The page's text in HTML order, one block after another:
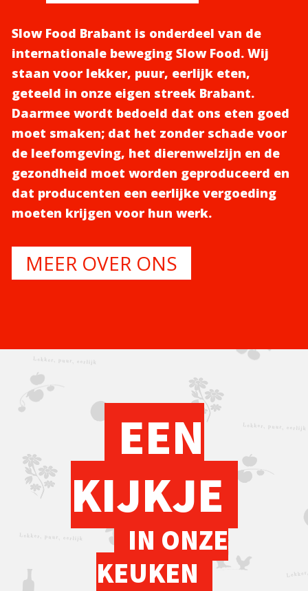
Slow Food Brabant is onderdeel van de
internationale beweging Slow Food. Wij
staan voor lekker, puur, eerlijk eten,
geteeld in onze eigen streek Brabant.
Daarmee wordt bedoeld dat ons eten goed
moet smaken; dat het zonder schade voor
de leefomgeving, het dierenwelzijn en de
gezondheid moet worden geproduceerd en
dat producenten een eerlijke vergoeding
moeten krijgen voor hun werk.
MEER OVER ONS
EEN
KIJKJE
IN ONZE
KEUKEN